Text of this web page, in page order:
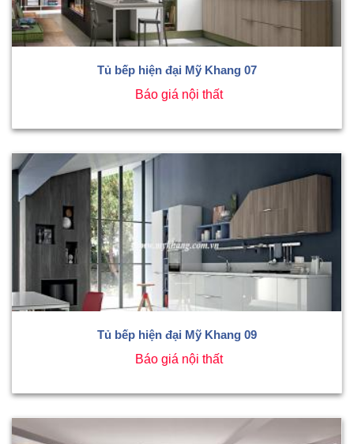
Tủ bếp hiện đại Mỹ Khang 07
Báo giá nội thất
Tủ bếp hiện đại Mỹ Khang 09
Báo giá nội thất